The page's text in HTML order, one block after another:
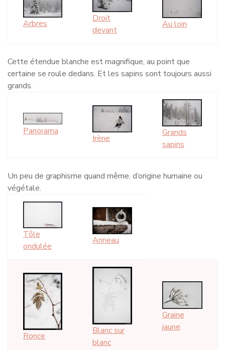
Arbres
Droit
devant
Au loin
Cette étendue blanche est magnifique, au point que
certaine se roule dedans. Et les sapins sont toujours aussi
grands.
Panorama
Irène
Grands
sapins
Un peu de graphisme quand même, d’origine humaine ou
végétale.
Tôle
ondulée
Anneau
Ronce
Blanc sur
blanc
Graine
jaune